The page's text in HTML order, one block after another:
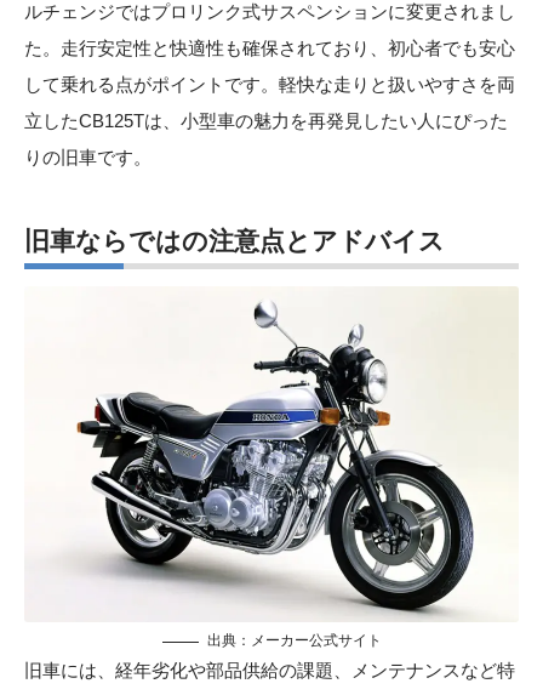
ルチェンジではプロリンク式サスペンションに変更されまし
た。走行安定性と快適性も確保されており、初心者でも安心
して乗れる点がポイントです。軽快な走りと扱いやすさを両
立したCB125Tは、小型車の魅力を再発見したい人にぴった
りの旧車です。
旧車ならではの注意点とアドバイス
出典：メーカー公式サイト
旧車には、経年劣化や部品供給の課題、メンテナンスなど特